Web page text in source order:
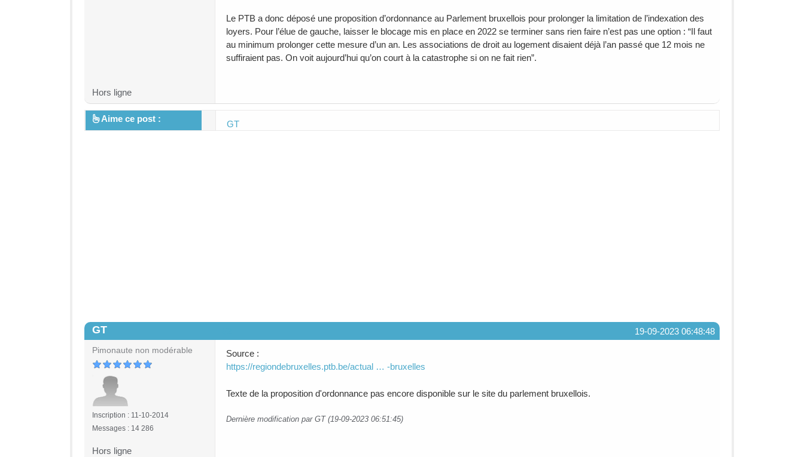
Le PTB a donc déposé une proposition d’ordonnance au Parlement bruxellois pour prolonger la limitation de l’indexation des
loyers. Pour l’élue de gauche, laisser le blocage mis en place en 2022 se terminer sans rien faire n’est pas une option : “Il faut
au minimum prolonger cette mesure d’un an. Les associations de droit au logement disaient déjà l’an passé que 12 mois ne
suffiraient pas. On voit aujourd’hui qu’on court à la catastrophe si on ne fait rien”.
Hors ligne
Aime ce post :
GT
19-09-2023 06:48:48
GT
Pimonaute non modérable
Inscription : 11-10-2014
Messages : 14 286
Source :
https://regiondebruxelles.ptb.be/actual … -bruxelles
Texte de la proposition d'ordonnance pas encore disponible sur le site du parlement bruxellois.
Dernière modification par GT (19-09-2023 06:51:45)
Hors ligne